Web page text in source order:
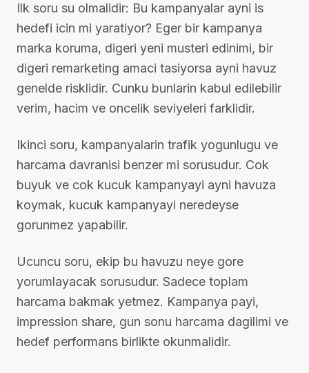
Ilk soru su olmalidir: Bu kampanyalar ayni is
hedefi icin mi yaratiyor? Eger bir kampanya
marka koruma, digeri yeni musteri edinimi, bir
digeri remarketing amaci tasiyorsa ayni havuz
genelde risklidir. Cunku bunlarin kabul edilebilir
verim, hacim ve oncelik seviyeleri farklidir.
Ikinci soru, kampanyalarin trafik yogunlugu ve
harcama davranisi benzer mi sorusudur. Cok
buyuk ve cok kucuk kampanyayi ayni havuza
koymak, kucuk kampanyayi neredeyse
gorunmez yapabilir.
Ucuncu soru, ekip bu havuzu neye gore
yorumlayacak sorusudur. Sadece toplam
harcama bakmak yetmez. Kampanya payi,
impression share, gun sonu harcama dagilimi ve
hedef performans birlikte okunmalidir.